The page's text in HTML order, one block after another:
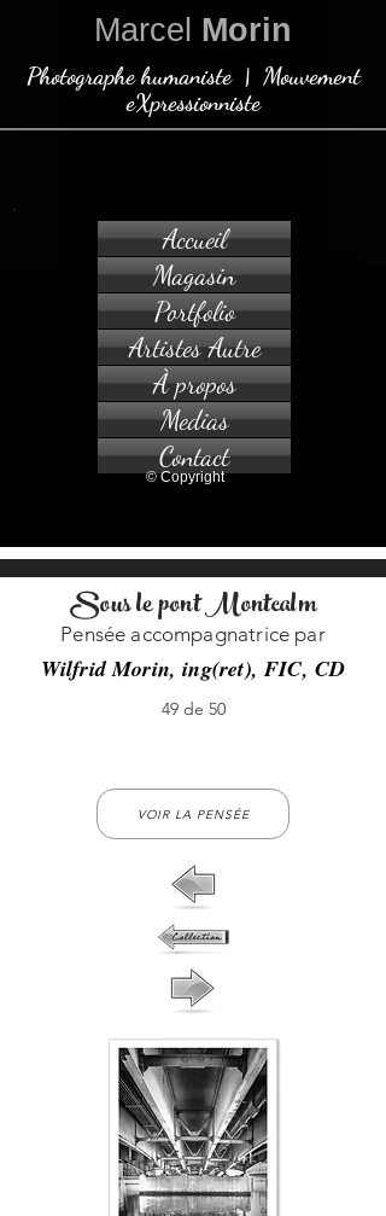
Marcel Morin
Photographe humaniste | Mouvement
eXpressionniste
Accueil
Magasin
Portfolio
Artistes Autre
À propos
Medias
Contact
© Copyright
Sous le pont Montcalm
Pensée accompagnatrice par
Wilfrid Morin, ing(ret), FIC, CD
49 de 50
VOIR LA PENSÉE